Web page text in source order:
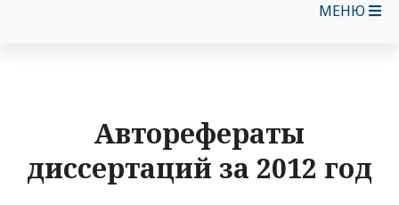
МЕНЮ
Авторефераты
диссертаций за 2012 год